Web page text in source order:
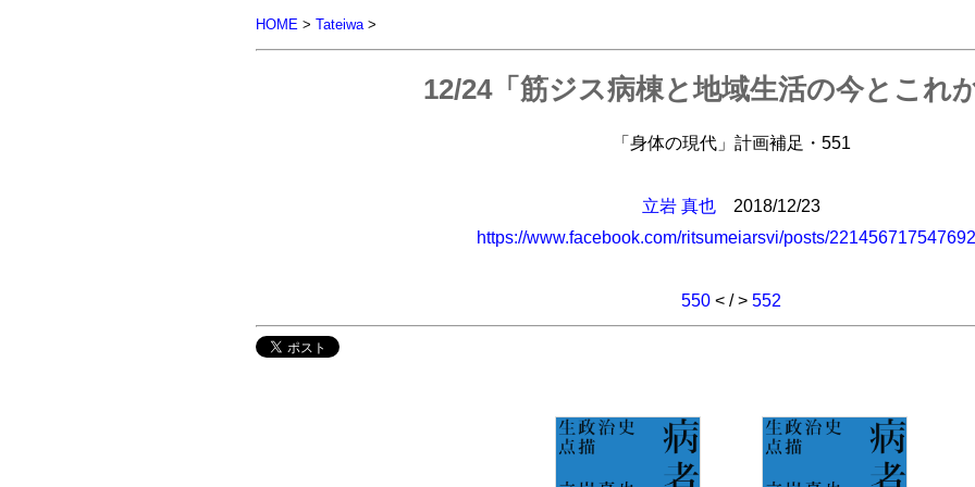
HOME> Tateiwa>
12/24「筋ジス病棟と地域生活の今とこれ
「身体の現代」計画補足・551
立岩 真也
2018/12/23
https://www.facebook.com/ritsumeiarsvi/posts/
550 < / > 552